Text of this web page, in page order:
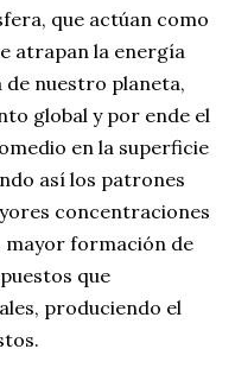
que actúan como
atrapan la energía
nuestro planeta,
global y por ende el
en la superficie
así los patrones
concentraciones
mayor formación de
que
produciendo el